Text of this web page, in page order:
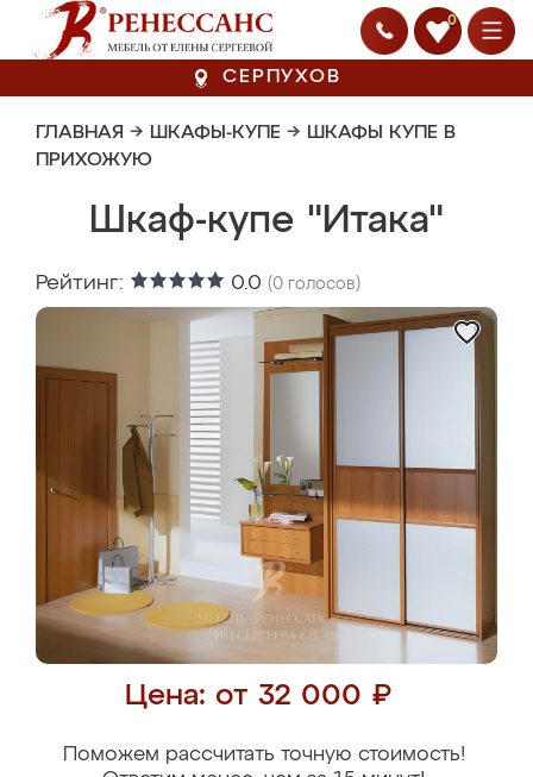
0
СЕРПУХОВ
ГЛАВНАЯ → ШКАФЫ-КУПЕ → ШКАФЫ КУПЕ В
ПРИХОЖУЮ
Шкаф-купе "Итака"
Рейтинг: 0.0 (0 голосов)
Цена: от 32 000 ₽
Поможем рассчитать точную стоимость!